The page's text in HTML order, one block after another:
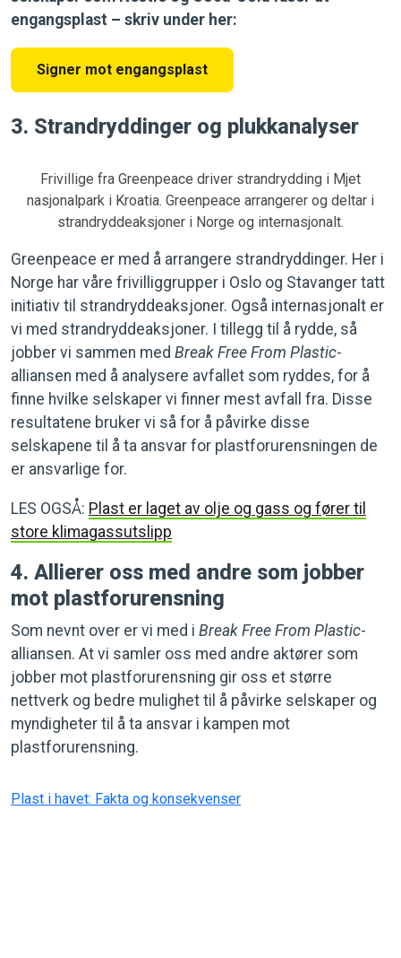
engangsplast – skriv under her:
Signer mot engangsplast
3. Strandryddinger og plukkanalyser
Frivillige fra Greenpeace driver strandrydding i Mjet
nasjonalpark i Kroatia. Greenpeace arrangerer og deltar i
strandryddeaksjoner i Norge og internasjonalt.
Greenpeace er med å arrangere strandryddinger. Her i
Norge har våre frivilliggrupper i Oslo og Stavanger tatt
initiativ til strandryddeaksjoner. Også internasjonalt er
vi med strandryddeaksjoner. I tillegg til å rydde, så
jobber vi sammen med Break Free From Plastic-
alliansen med å analysere avfallet som ryddes, for å
finne hvilke selskaper vi finner mest avfall fra. Disse
resultatene bruker vi så for å påvirke disse
selskapene til å ta ansvar for plastforurensningen de
er ansvarlige for.
LES OGSÅ: Plast er laget av olje og gass og fører til
store klimagassutslipp
4. Allierer oss med andre som jobber
mot plastforurensning
Som nevnt over er vi med i Break Free From Plastic-
alliansen. At vi samler oss med andre aktører som
jobber mot plastforurensning gir oss et større
nettverk og bedre mulighet til å påvirke selskaper og
myndigheter til å ta ansvar i kampen mot
plastforurensning.
Plast i havet: Fakta og konsekvenser